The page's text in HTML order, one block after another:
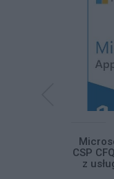
CSP
z